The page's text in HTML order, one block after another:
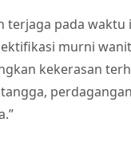
terjaga pada
murni
kekerasan